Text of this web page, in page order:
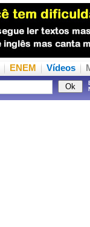
ENEM Vídeos